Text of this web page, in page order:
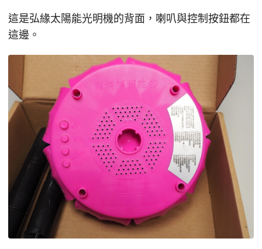
這是弘緣太陽能光明機的背面，喇叭與控制按鈕都在
這邊。